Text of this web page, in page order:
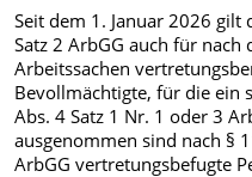
Seit dem 1. Januar 2026
Satz 2 ArbGG auch für
Arbeitssachen
Bevollmächtigte, für die ein
Abs. 4 Satz 1 Nr. 1 oder 3
ausgenommen sind nach §
ArbGG vertretungsbefugte